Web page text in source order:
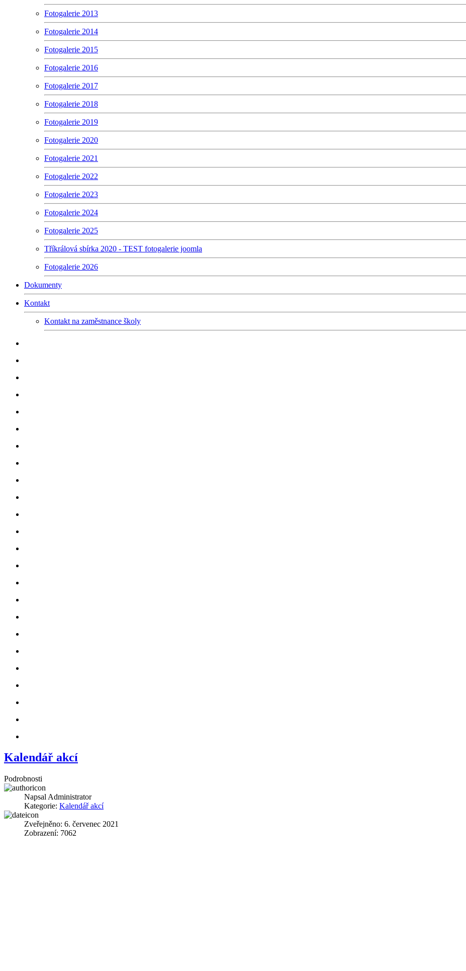
Fotogalerie 2013
Fotogalerie 2014
Fotogalerie 2015
Fotogalerie 2016
Fotogalerie 2017
Fotogalerie 2018
Fotogalerie 2019
Fotogalerie 2020
Fotogalerie 2021
Fotogalerie 2022
Fotogalerie 2023
Fotogalerie 2024
Fotogalerie 2025
Tříkrálová sbírka 2020 - TEST fotogalerie joomla
Fotogalerie 2026
Dokumenty
Kontakt
Kontakt na zaměstnance školy
Kalendář akcí
Podrobnosti
Napsal Administrator
Kategorie: Kalendář akcí
Zveřejněno: 6. červenec 2021
Zobrazení: 7062